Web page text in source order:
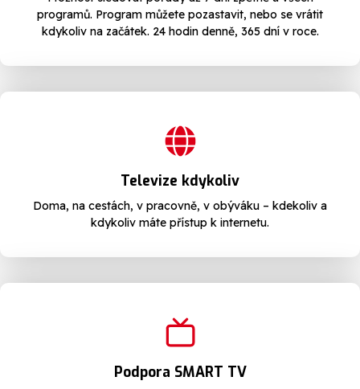
programů. Program můžete pozastavit, nebo se vrátit
kdykoliv na začátek. 24 hodin denně, 365 dní v roce.
Televize kdykoliv
Doma, na cestách, v pracovně, v obýváku – kdekoliv a
kdykoliv máte přístup k internetu.
Podpora SMART TV